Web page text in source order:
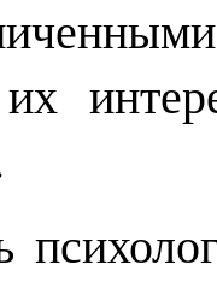
их